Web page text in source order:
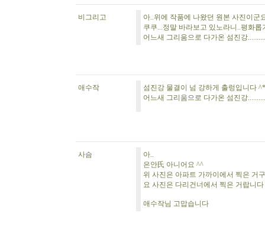
비그리고
아..위에 작품에 나왔던 원본 사진이군
쿠쿠...정말 바라보고 있노라니..평화롭
어느새 그리움으로 다가온 섬진강
애수작
섬진강 물결이 넘 강하게 출렁입니다
어느새 그리움으로 다가온 섬진강
사슴
아..
은안氏 아니어요 ^^
위 사진은 아파트 가까이에서 찍은 거
요 사진은 다리건너에서 찍은 거랍니다
애수작님 고맙습니다